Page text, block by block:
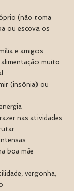
(não toma
ou escova os
e amigos
boa mãe